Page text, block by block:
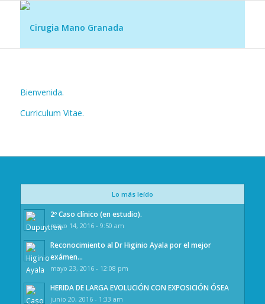
Bienvenida.
Curriculum Vitae.
Lo más leído
2º Caso clínico (en estudio).
mayo 14, 2016 - 9:50 am
Reconocimiento al Dr Higinio Ayala por el mejor
exámen...
mayo 23, 2016 - 12:08 pm
HERIDA DE LARGA EVOLUCIÓN CON EXPOSICIÓN ÓSEA
junio 20, 2016 - 1:33 am